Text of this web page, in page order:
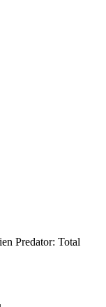
Predator: Total